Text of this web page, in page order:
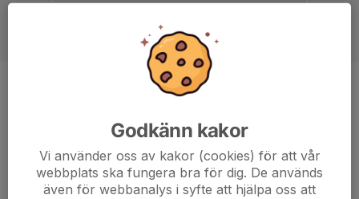
Tränare U10
Godkänn kakor
Vi använder oss av kakor (cookies) för att vår
webbplats ska fungera bra för dig. De används
även för webbanalys i syfte att hjälpa oss att